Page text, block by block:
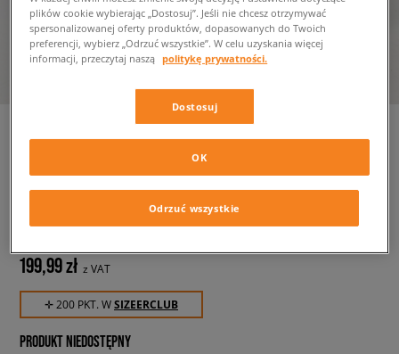
ADIDAS SPODNIE FB NATIONS
TP
199,99 zł z VAT
✛ 200 PKT. WSIZEERCLUB
PRODUKT NIEDOSTĘPNY
plików cookie wybierając „Dostosuj”. Jeśli nie chcesz otrzymywać
spersonalizowanej oferty produktów, dopasowanych do Twoich
preferencji, wybierz „Odrzuć wszystkie”. W celu uzyskania więcej
informacji, przeczytaj naszą politykę prywatności.
Dostosuj
Odrzuć wszystkie
OK